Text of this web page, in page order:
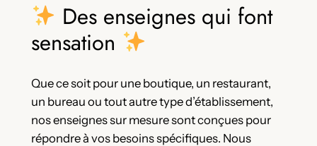
Des enseignes qui font
sensation
Que ce soit pour une boutique, un restaurant,
un bureau ou tout autre type d’établissement,
nos enseignes sur mesure sont conçues pour
répondre à vos besoins spécifiques. Nous